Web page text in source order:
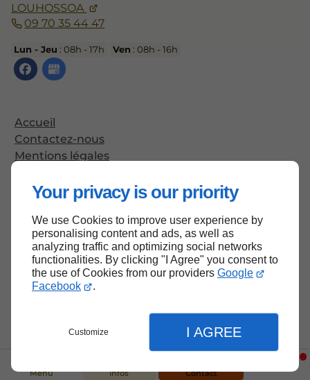
Your privacy is our priority
We use Cookies to improve user experience by
personalising content and ads, as well as
analyzing traffic and optimizing social networks
functionalities. By clicking "I Agree" you consent to
the use of Cookies from our providers Google
Facebook
.
Customize I AGREE
Menu Infos Contact
LOUHOSSOA
09 70 35 44 47
Lun - Jeu : 08h - 17h Ven : 08h - 16h
Accueil
Contactez-nous
Mentions légales
Haut de page